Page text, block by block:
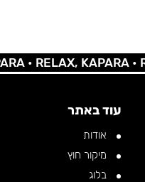
•RELAX, KAPARA •
עוד באתר
אודות
מיקור חוץ
בלוג